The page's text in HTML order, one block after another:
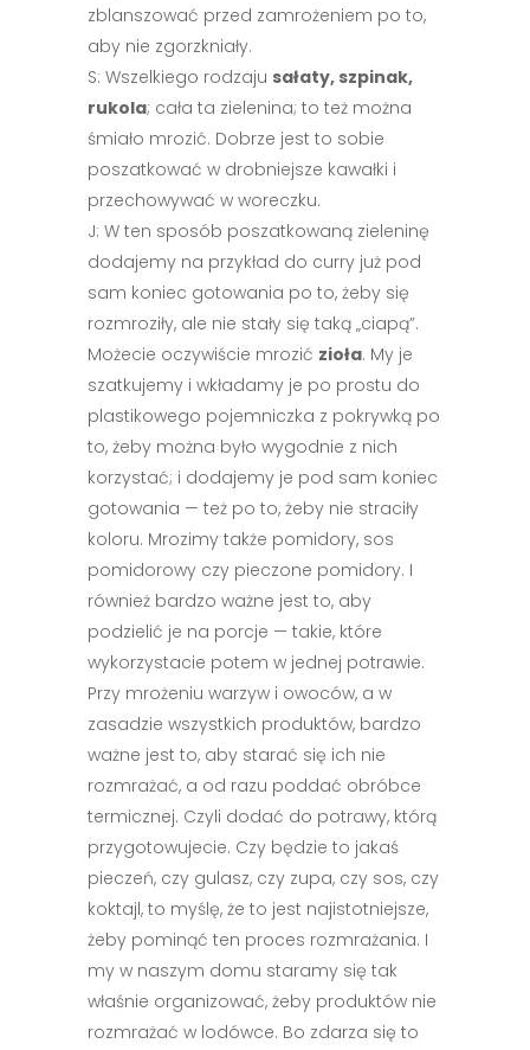
zblanszować przed zamrożeniem po to,
aby nie zgorzkniały.
S: Wszelkiego rodzaju sałaty, szpinak,
rukola; cała ta zielenina; to też można
śmiało mrozić. Dobrze jest to sobie
poszatkować w drobniejsze kawałki i
przechowywać w woreczku.
J: W ten sposób poszatkowaną zieleninę
dodajemy na przykład do curry już pod
sam koniec gotowania po to, żeby się
rozmroziły, ale nie stały się taką „ciapą”.
Możecie oczywiście mrozić zioła. My je
szatkujemy i wkładamy je po prostu do
plastikowego pojemniczka z pokrywką po
to, żeby można było wygodnie z nich
korzystać; i dodajemy je pod sam koniec
gotowania — też po to, żeby nie straciły
koloru. Mrozimy także pomidory, sos
pomidorowy czy pieczone pomidory. I
również bardzo ważne jest to, aby
podzielić je na porcje — takie, które
wykorzystacie potem w jednej potrawie.
Przy mrożeniu warzyw i owoców, a w
zasadzie wszystkich produktów, bardzo
ważne jest to, aby starać się ich nie
rozmrażać, a od razu poddać obróbce
termicznej. Czyli dodać do potrawy, którą
przygotowujecie. Czy będzie to jakaś
pieczeń, czy gulasz, czy zupa, czy sos, czy
koktajl, to myślę, że to jest najistotniejsze,
żeby pominąć ten proces rozmrażania. I
my w naszym domu staramy się tak
właśnie organizować, żeby produktów nie
rozmrażać w lodówce. Bo zdarza się to